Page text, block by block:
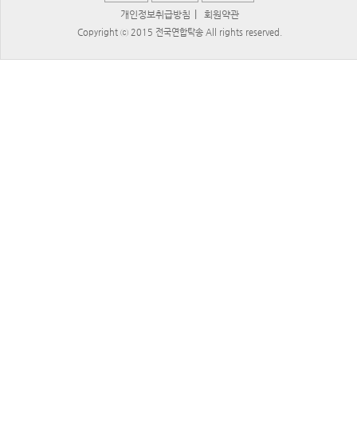
개인정보취급방침 회원약관
Copyright ⓒ 2015 전국연합탁송 All rights reserved.